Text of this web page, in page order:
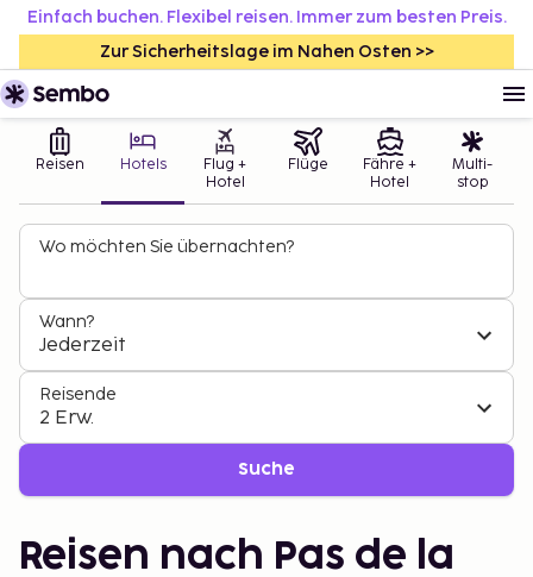
Einfach buchen. Flexibel reisen. Immer zum besten Preis.
Zur Sicherheitslage im Nahen Osten >>
Reisen Hotels
Flug +
Hotel
Flüge
Fähre +
Hotel
Multi-
stop
Wo möchten Sie übernachten?
Wann?
Jederzeit
Reisende
2 Erw.
Suche
Reisen nach Pas de la